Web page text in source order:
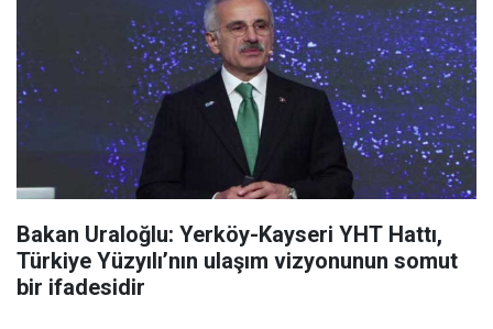
Bakan Uraloğlu: Yerköy-Kayseri YHT Hattı,
Türkiye Yüzyılı’nın ulaşım vizyonunun somut
bir ifadesidir